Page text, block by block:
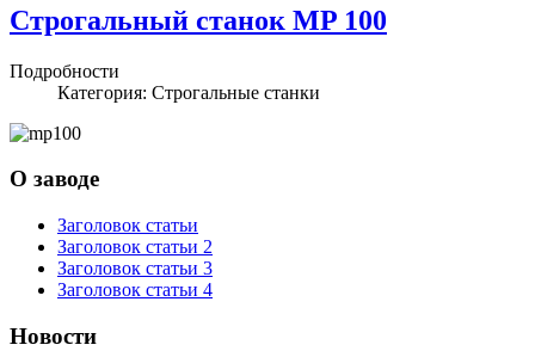
Строгальный станок MP 100
Подробности
Категория: Строгальные станки
О заводе
Заголовок статьи
Заголовок статьи 2
Заголовок статьи 3
Заголовок статьи 4
Новости